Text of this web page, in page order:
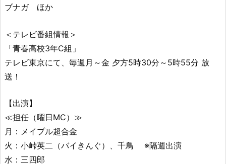
ブナガ ほか
＜テレビ番組情報＞
「青春高校3年C組」
テレビ東京にて、毎週月～金 夕方5時30分～5時55分 放
送！
【出演】
≪担任（曜日MC）≫
月：メイプル超合金
火：小峠英二（バイきんぐ）、千鳥 ※隔週出演
水：三四郎